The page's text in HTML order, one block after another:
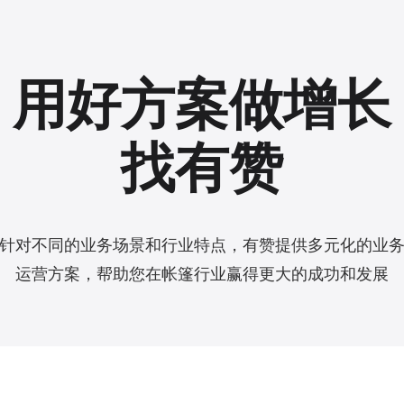
用好方案做增长
找有赞
针对不同的业务场景和行业特点，有赞提供多元化的业务
运营方案，帮助您在帐篷行业赢得更大的成功和发展